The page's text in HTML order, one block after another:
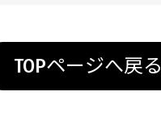
TOPページへ戻る